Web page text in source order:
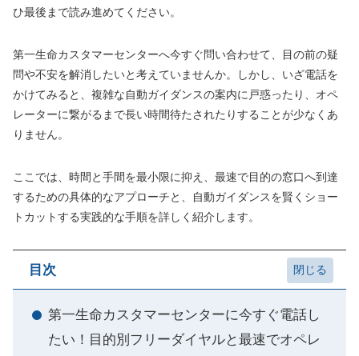
ひ最後まで読み進めてください。
第一生命カスタマーセンターへ今すぐ問い合わせて、目の前の疑
問や不安を解消したいと考えていませんか。しかし、いざ電話を
かけてみると、複雑な自動ガイダンスの案内に戸惑ったり、オペ
レーターに繋がるまで長い時間待たされたりすることが少なくあ
りません。
ここでは、時間と手間を最小限に抑え、最速で目的の窓口へ到達
するための具体的なアプローチと、自動ガイダンスを賢くショー
トカットする実践的な手順を詳しく紹介します。
目次
第一生命カスタマーセンターに今すぐ電話し
たい！目的別フリーダイヤルと最速でオペレ